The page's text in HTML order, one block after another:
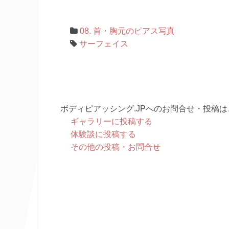
08. 首・胸元のピアス写真
サーフェイス
ボディピアッシング.JPへのお問合せ・投稿
ギャラリーに投稿する
体験談に投稿する
その他の投稿・お問合せ